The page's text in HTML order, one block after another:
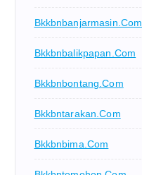
Bkkbnbanjarmasin.com
Bkkbnbalikpapan.com
Bkkbnbontang.com
Bkkbntarakan.com
Bkkbnbima.com